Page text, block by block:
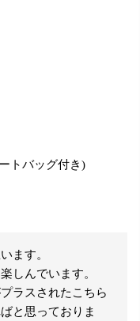
トバッグ付き)
ます。
しんでいます。
ラスされたこちら
と思っておりま